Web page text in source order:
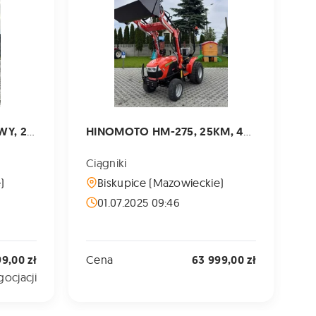
zł
Ciągniki
Biskupice (Mazowieckie)
01.07.2025 09:46
Cena 63 999,00 zł